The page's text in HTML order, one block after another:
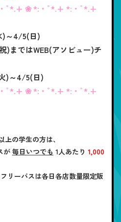
ﾟ*.+ ❀ *:・ﾟ*.+ *:・ﾟ*.+
)～4/5(日)
はWEB(アソビュー)チ
)～4/5(日)
ﾟ*.+ ❀ *:・ﾟ*.+ *:・ﾟ*.+
の学生の方は、
が 毎日いつでも 1人あたり 1,000
リーパスは各日各店数量限定販